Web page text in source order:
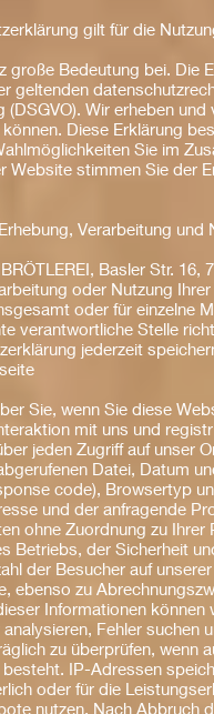
gilt für die
große Bedeutung bei. Die
geltenden
Wir erheben
Diese Erklärung
Sie im
Website stimmen Sie der
Verarbeitung
Basler Str. 16,
oder Nutzung
oder für einzelne
verantwortliche Stelle
jederzeit
Sie, wenn Sie diese
mit uns und
jeden Zugriff auf unser
Datei, Datum
code), Browsertyp
und der anfragende
ohne Zuordnung zu
Betriebs, der Sicherheit
der Besucher auf
ebenso zu
Informationen
Fehler
zu überprüfen,
IP-Adressen
oder für die
nutzen. Nach